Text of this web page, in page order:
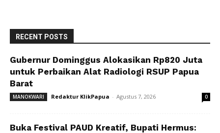
RECENT POSTS
Gubernur Dominggus Alokasikan Rp820 Juta
untuk Perbaikan Alat Radiologi RSUP Papua
Barat
MANOKWARI Redaktur KlikPapua - Agustus 7, 2026 0
Buka Festival PAUD Kreatif, Bupati Hermus: